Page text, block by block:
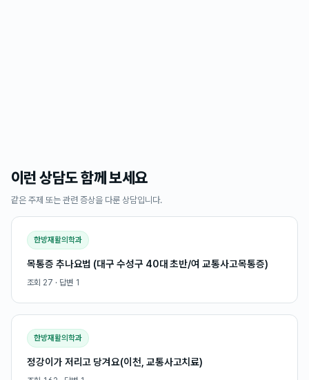
이런 상담도 함께 보세요
같은 주제 또는 관련 증상을 다룬 상담입니다.
한방재활의학과
목통증 추나요법 (대구 수성구 40대 초반/여 교통사고목통증)
조회 27 · 답변 1
한방재활의학과
정강이가 저리고 당겨요(이천, 교통사고치료)